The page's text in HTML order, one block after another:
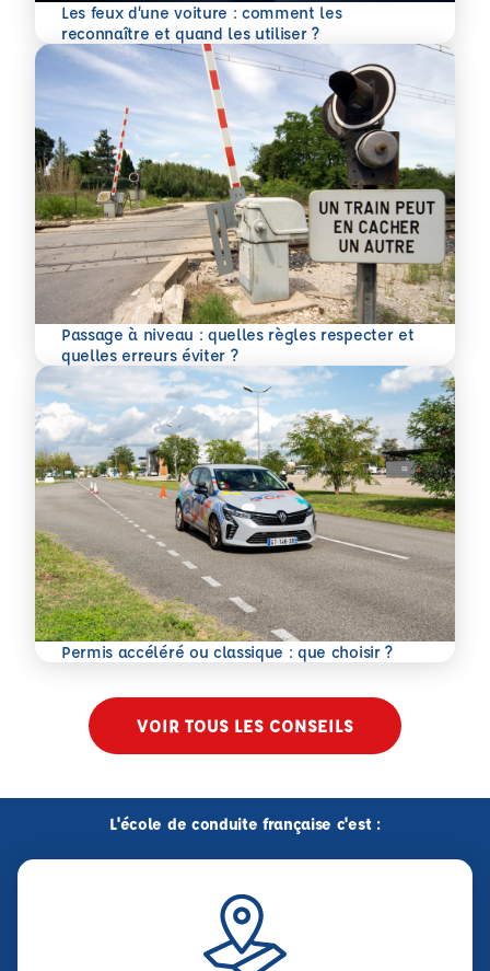
Les feux d’une voiture : comment les
reconnaître et quand les utiliser ?
En savoir plus
Passage à niveau : quelles règles respecter et
quelles erreurs éviter ?
En savoir plus
Permis accéléré ou classique : que choisir ?
En savoir plus
VOIR TOUS LES CONSEILS
L'école de conduite française c'est :